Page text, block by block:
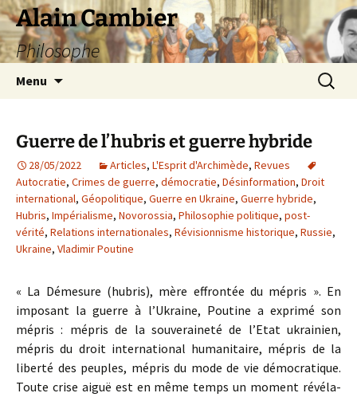
Aller
au
contenu
Alain Cambier
Philosophe
Menu
Guerre de l’hubris et guerre hybride
28/05/2022 Articles, L'Esprit d'Archimède, Revues
Autocratie, Crimes de guerre, démocratie, Désinformation, Droit
international, Géopolitique, Guerre en Ukraine, Guerre hybride,
Hubris, Impérialisme, Novorossia, Philosophie politique, post-
vérité, Relations internationales, Révisionnisme historique, Russie,
Ukraine, Vladimir Poutine
« La Démesure (hubris), mère effrontée du mépris ». En
imposant la guerre à l’Ukraine, Poutine a exprimé son
mépris : mépris de la souveraineté de l’Etat ukrainien,
mépris du droit international humanitaire, mépris de la
liberté des peuples, mépris du mode de vie démocratique.
Toute crise aiguë est en même temps un moment révéla-